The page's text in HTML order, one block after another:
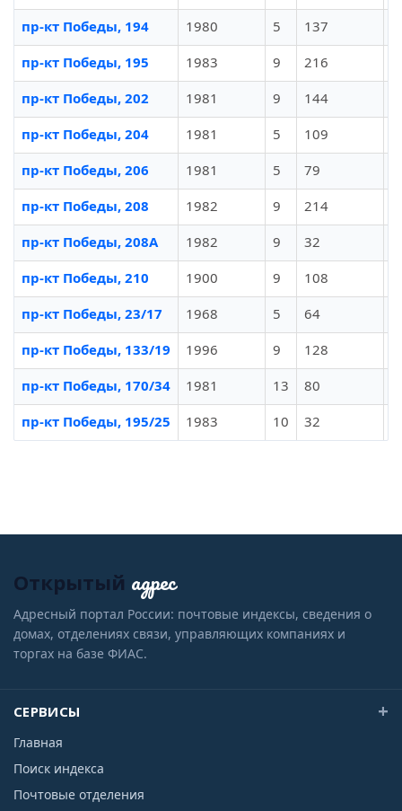
пр-кт Победы, 194
1980 5 137
пр-кт Победы, 195
1983 9 216
пр-кт Победы, 202
1981 9 144
пр-кт Победы, 204
1981 5 109
пр-кт Победы, 206
1981 5 79
пр-кт Победы, 208
1982 9 214
пр-кт Победы, 208А
1982 9 32
пр-кт Победы, 210
1900 9 108
пр-кт Победы, 23/17
1968 5 64
пр-кт Победы, 133/19
1996 9 128
пр-кт Победы, 170/34
1981 13 80
пр-кт Победы, 195/25
1983 10 32
Открытый адрес
Адресный портал России: почтовые индексы, сведения о
домах, отделениях связи, управляющих компаниях и
торгах на базе ФИАС.
СЕРВИСЫ
Главная
Поиск индекса
Почтовые отделения